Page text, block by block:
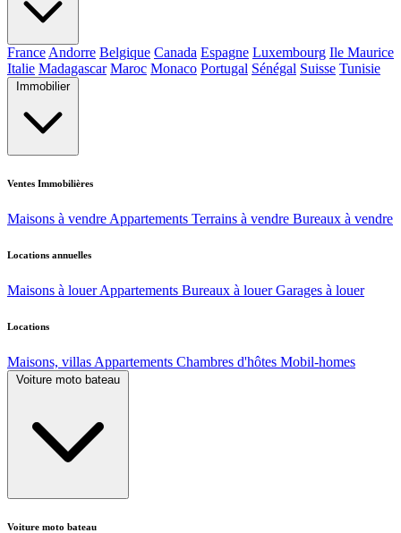
France Andorre Belgique Canada Espagne Luxembourg Ile Maurice
Italie Madagascar Maroc Monaco Portugal Sénégal Suisse Tunisie
Immobilier
Ventes Immobilières
Maisons à vendre Appartements Terrains à vendre Bureaux à vendre
Locations annuelles
Maisons à louer Appartements Bureaux à louer Garages à louer
Locations
Maisons, villas Appartements Chambres d'hôtes Mobil-homes
Voiture moto bateau
Voiture moto bateau